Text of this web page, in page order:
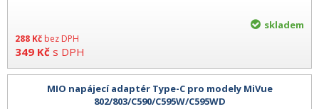
288 Kč bez DPH
349 Kč s DPH
skladem
MIO napájecí adaptér Type-C pro modely MiVue
802/803/C590/C595W/C595WD